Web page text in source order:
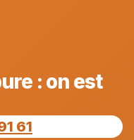
: on est
61